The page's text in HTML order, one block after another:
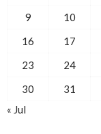
9
10
16
17
23
24
30
31
« Jul